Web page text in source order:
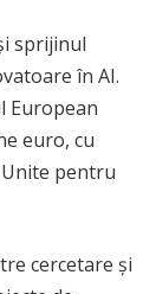
sprijinul
în AI.
European
euro, cu
pentru
cercetare și